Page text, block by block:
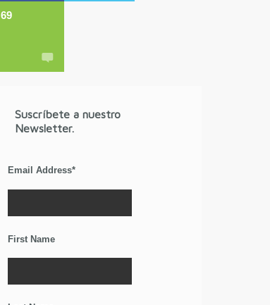
69
Suscríbete a nuestro
Newsletter.
Email Address*
First Name